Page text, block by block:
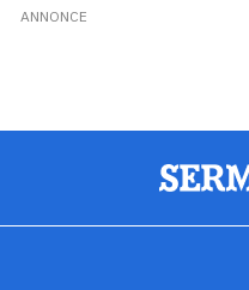
ANNONCE